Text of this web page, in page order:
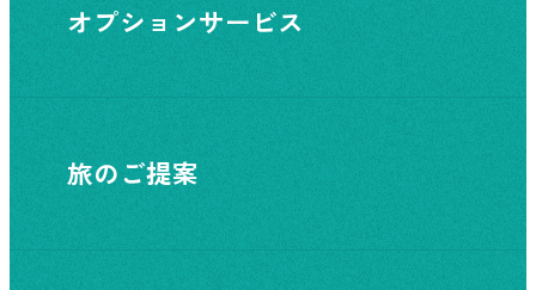
オプションサービス
旅のご提案